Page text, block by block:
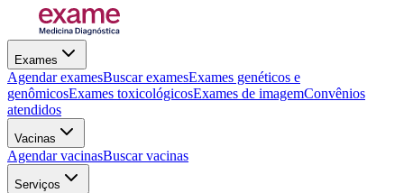
Exames
Agendar examesBuscar examesExames genéticos e
genômicosExames toxicológicosExames de imagemConvênios
atendidos
Vacinas
Agendar vacinasBuscar vacinas
Serviços